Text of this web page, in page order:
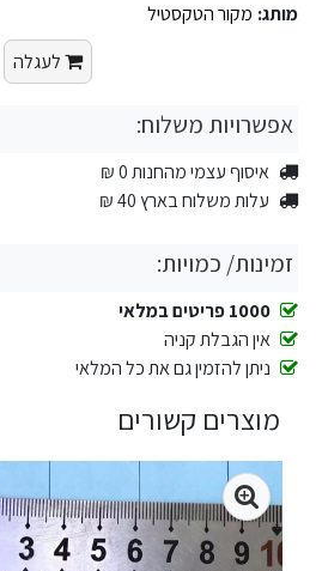
מותג: מקור הטקסטיל
לעגלה
אפשרויות משלוח:
איסוף עצמי מהחנות 0 ₪
עלות משלוח בארץ 40 ₪
זמינות/ כמויות:
1000 פריטים במלאי
אין הגבלת קניה
ניתן להזמין גם את כל המלאי
מוצרים קשורים